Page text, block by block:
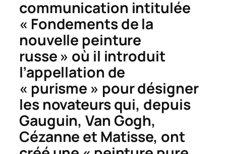
communication intitulée
« Fondements de la
nouvelle peinture
russe » où il introduit
l’appellation de
« purisme » pour désigner
les novateurs qui, depuis
Gauguin, Van Gogh,
Cézanne et Matisse, ont